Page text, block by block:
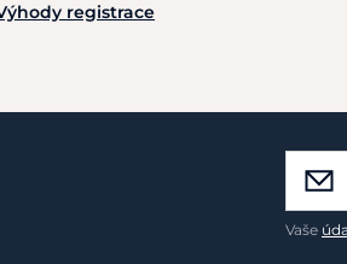
registrace
Vaše